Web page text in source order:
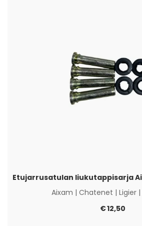
Aixam | Chatenet | Ligier|
€12,50